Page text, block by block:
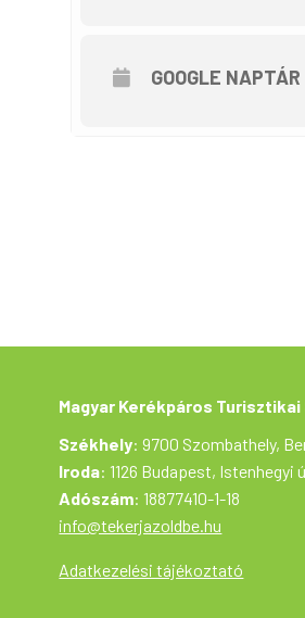
GOOGLE NAPTÁR
Magyar Kerékpáros
Székhely: 9700 Szombathely,
Iroda: 1126 Budapest, Istenhegyi
Adószám: 18877410-1-18
info@tekerjazoldbe.hu
Adatkezelési tájékoztató